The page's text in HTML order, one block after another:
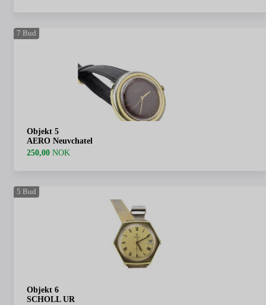
7 Bud
Objekt 5
AERO Neuvchatel
250,00 NOK
5 Bud
Objekt 6
SCHOLL UR